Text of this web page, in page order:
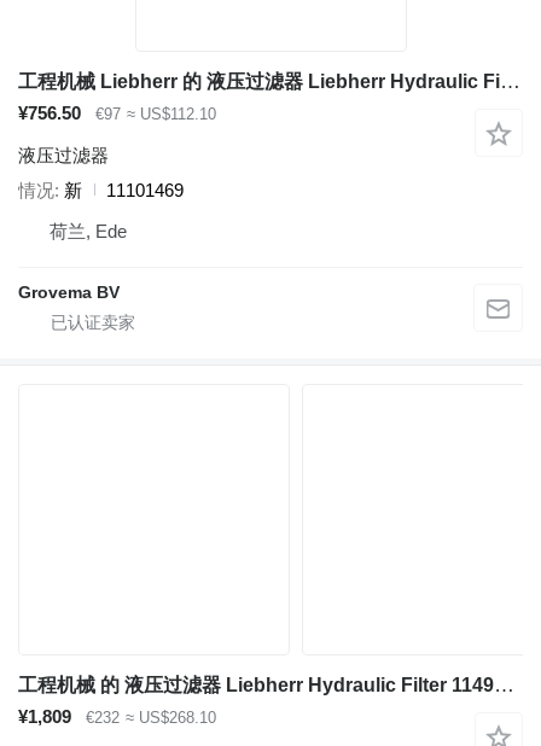
工程机械 Liebherr 的 液压过滤器 Liebherr Hydraulic Filter 11101469
¥756.50 €97 ≈ US$112.10
液压过滤器
情况 新
11101469
荷兰, Ede
Grovema BV
工程机械 的 液压过滤器 Liebherr Hydraulic Filter 11492271
¥1,809 €232 ≈ US$268.10